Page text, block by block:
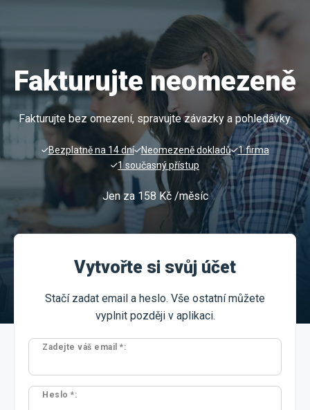
Fakturujte neomezeně
Fakturujte bez omezení, spravujte závazky a pohledávky.
Bezplatně na 14 dní Neomezeně dokladů
1 firma
1 současný přístup
Jen za 158 Kč /měsíc
Vytvořte si svůj účet
Stačí zadat email a heslo. Vše ostatní můžete
vyplnit později v aplikaci.
Zadejte váš email *:
Heslo *: